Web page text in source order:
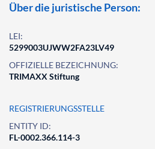
Über die juristische Person:
LEI:
5299003UJWW2FA23LV49
OFFIZIELLE BEZEICHNUNG:
TRIMAXX Stiftung
REGISTRIERUNGSSTELLE
ENTITY ID:
FL-0002.366.114-3